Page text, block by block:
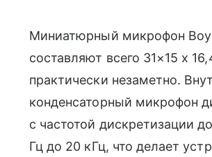
Миниатюрный микрофон
составляют всего 31×15 x
практически незаметно.
конденсаторный микрофон
с частотой дискретизации
Гц до 20 кГц, что делает